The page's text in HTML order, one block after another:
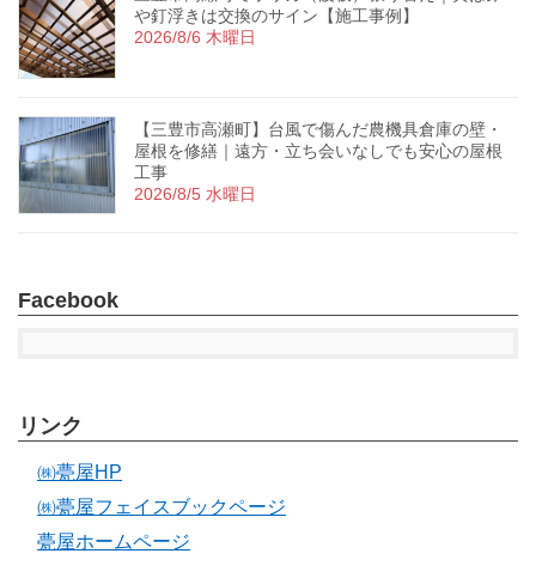
や釘浮きは交換のサイン【施工事例】
2026/8/6 木曜日
【三豊市高瀬町】台風で傷んだ農機具倉庫の壁・
屋根を修繕｜遠方・立ち会いなしでも安心の屋根
工事
2026/8/5 水曜日
Facebook
リンク
㈱甍屋HP
㈱甍屋フェイスブックページ
甍屋ホームページ